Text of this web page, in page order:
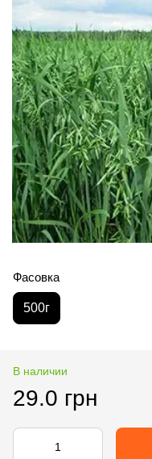
Фасовка
500г
В наличии
29.0 грн